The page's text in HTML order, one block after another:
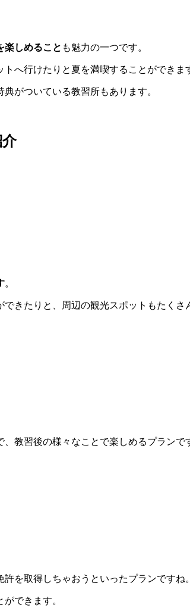
楽しめること も魅力の一つです。
へ行けたりと夏を満喫することができま
がついている教習所もあります。
。
きたりと、周辺の観光スポットもたくさ
、教習後の様々なことで楽しめるプランで
を取得しちゃおうといったプランですね
できます。